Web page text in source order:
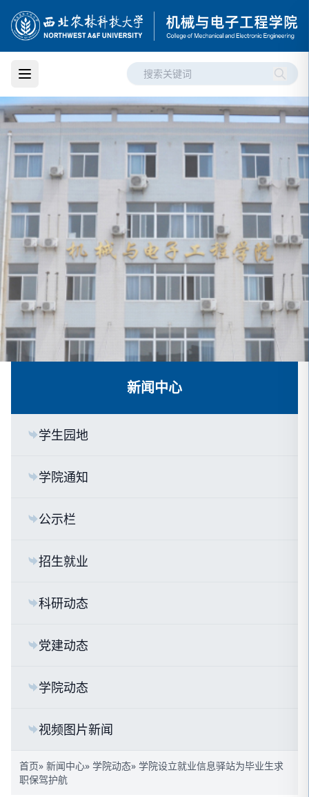
新闻中心
学生园地
学院通知
公示栏
招生就业
科研动态
党建动态
学院动态
视频图片新闻
首页» 新闻中心» 学院动态» 学院设立就业信息驿站为毕业生求
职保驾护航